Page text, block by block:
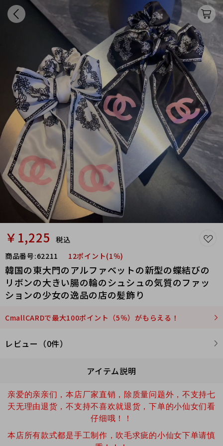
￥1,225
税込
商品番号:62211 12ポイント(1％)
韓国の東大門のアルファベットの新型の蝶結びの
リボンの大きい腸の輪のシュシュの気質のファッ
ションの少女の逸品の店の髪飾り
CmallCARDで最大100ポイント（5％）がもらえる！
レビュー（0件）
アイテム説明
亲爱的亲亲们，本店厂家直销，除质量问题外，不支持七
天无理由退货，不支持不喜欢就退货，下单的小仙女们看
仔细哦！！
本店所有款式都是手工制作，吹毛求疵的小仙女下单请慎